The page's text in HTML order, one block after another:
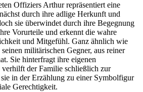
Offiziers Arthur repräsentiert eine
durch ihre adlige Herkunft und
sie überwindet durch ihre Begegnung
Vorurteile und erkennt die wahre
und Mitgefühl. Ganz ähnlich wie
militärischen Gegner, aus reiner
Sie hinterfragt ihre eigenen
der Familie schließlich zur
in der Erzählung zu einer Symbolfigur
Gerechtigkeit.